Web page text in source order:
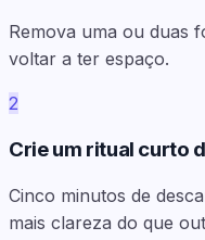
Remova uma ou duas
voltar a ter espaço.
2
Crie um ritual curto
Cinco minutos de
mais clareza do que